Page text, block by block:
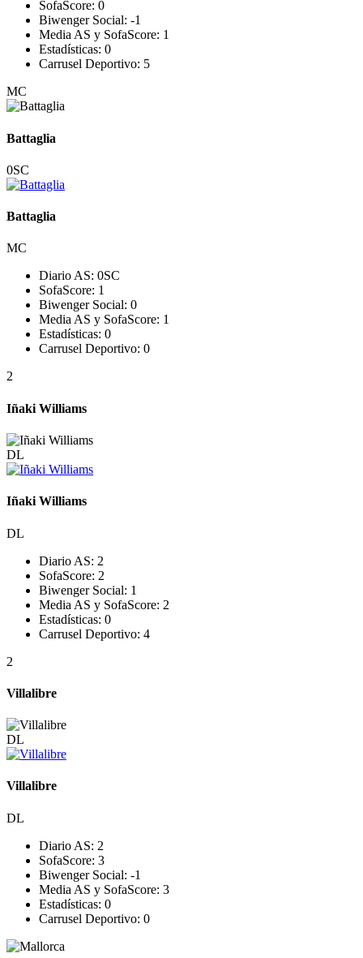
SofaScore: 0
Biwenger Social: -1
Media AS y SofaScore: 1
Estadísticas: 0
Carrusel Deportivo: 5
MC
Battaglia
0SC
Battaglia
MC
Diario AS: 0SC
SofaScore: 1
Biwenger Social: 0
Media AS y SofaScore: 1
Estadísticas: 0
Carrusel Deportivo: 0
2
Iñaki Williams
DL
Iñaki Williams
DL
Diario AS: 2
SofaScore: 2
Biwenger Social: 1
Media AS y SofaScore: 2
Estadísticas: 0
Carrusel Deportivo: 4
2
Villalibre
DL
Villalibre
DL
Diario AS: 2
SofaScore: 3
Biwenger Social: -1
Media AS y SofaScore: 3
Estadísticas: 0
Carrusel Deportivo: 0